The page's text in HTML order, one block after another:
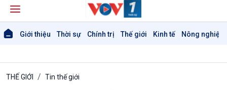
Giới thiệu Thời sự Chính trị Thế giới Kinh tế Nông nghiệp
THẾ GIỚI Tin thế giới